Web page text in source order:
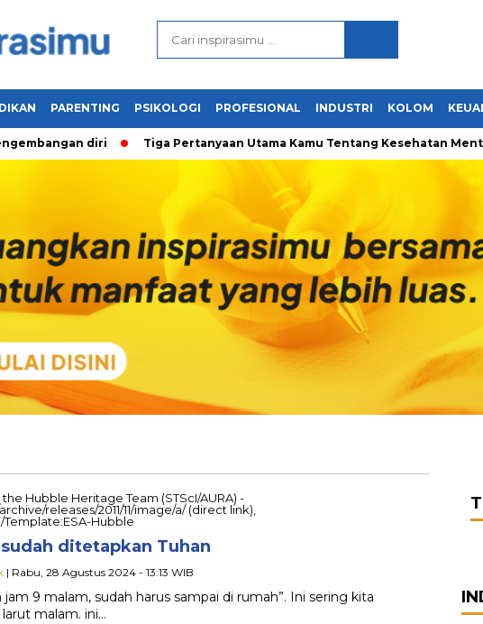
PARENTING PSIKOLOGI PROFESIONAL INDUSTRI KOLOM
diri Tiga Pertanyaan Utama Kamu Tentang Kesehatan Mental
ditetapkan Tuhan
| Rabu, 28 Agustus 2024 - 13:13 WIB
jam 9 malam, sudah harus sampai di rumah”. Ini sering kita
malam. ini…